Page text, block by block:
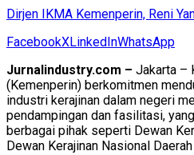
Dirjen IKMA Kemenperin, Reni
FacebookXLinkedInWhatsApp
Jurnalindustry.com – Jakarta –
(Kemenperin) berkomitmen
industri kerajinan dalam negeri
pendampingan dan fasilitasi,
berbagai pihak seperti Dewan
Dewan Kerajinan Nasional